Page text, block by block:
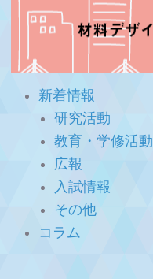
新着情報
研究活動
教育・学修活動
広報
入試情報
その他
コラム